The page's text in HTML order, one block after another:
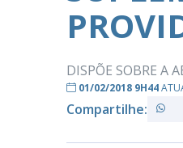
DISPÕE SOBRE A
01/02/2018 9H44
Compartilhe: